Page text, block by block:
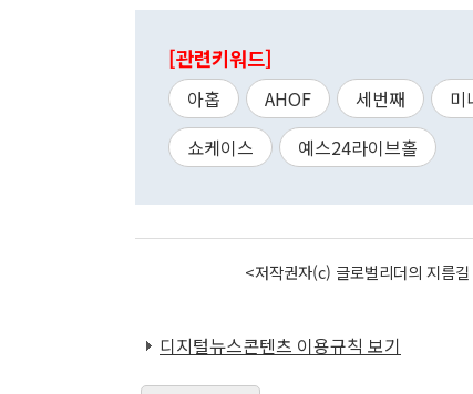
[관련키워드]
아홉 AHOF 세번째 미
쇼케이스
예스24라이브홀
<저작권자(c) 글로벌리더의 지름
디지털뉴스콘텐츠 이용규칙 보기